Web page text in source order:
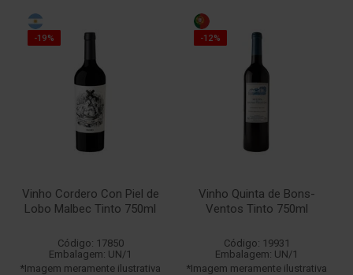
-19%
Vinho Cordero Con Piel de
Lobo Malbec Tinto 750ml
Código: 17850
Embalagem: UN/1
*Imagem meramente ilustrativa
-12%
Vinho Quinta de Bons-
Ventos Tinto 750ml
Código: 19931
Embalagem: UN/1
*Imagem meramente ilustrativa